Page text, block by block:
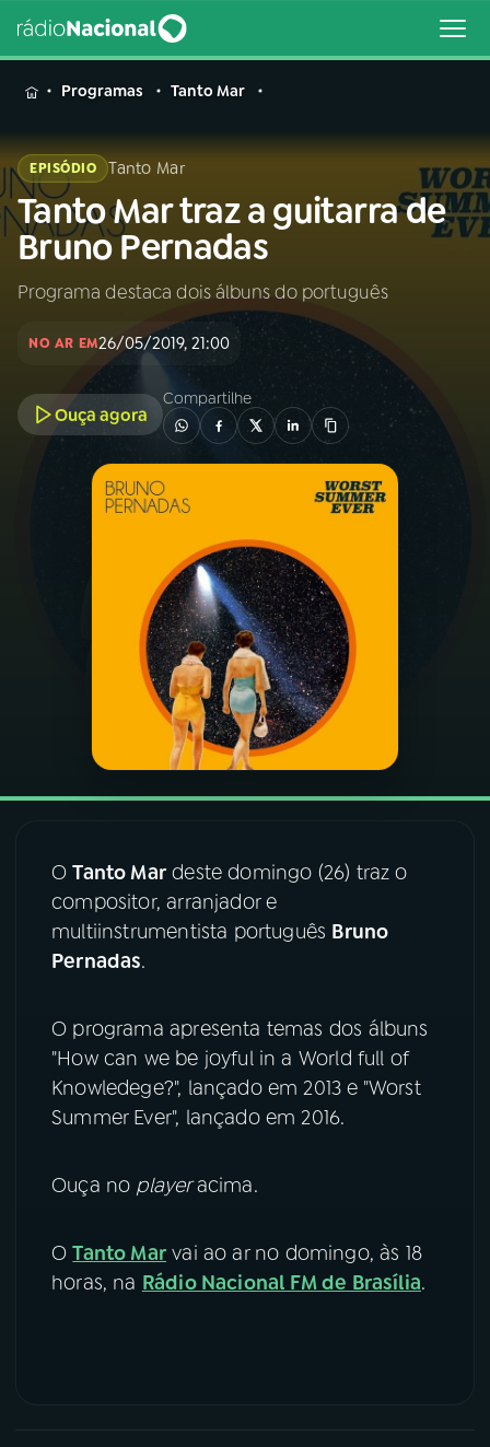
MENU
Buscar
na
Rádio
Nacional
Buscar
AO VIVO
01INÍCIO
A RÁDIO
PROGRAMAÇÃO
PROGRAMAS
PODCASTS
VIDEOCASTS
08FESTIVAL DE MÚSICA
ACOMPANHE A RÁDIO NACIONAL
YouTube Facebook
Instagram
TikTok
Programas Tanto Mar
EPISÓDIO Tanto Mar
Tanto Mar traz a guitarra de
Bruno Pernadas
Programa destaca dois álbuns do português
NO AR EM26/05/2019, 21:00
Ouça agora
Compartilhe
OTanto Mardeste domingo (26) traz o
compositor, arranjador e
multiinstrumentista português Bruno
Pernadas.
O programa apresenta temas dos álbuns
"How can we be joyful in a World full of
Knowledege?", lançado em 2013 e "Worst
Summer Ever", lançado em 2016.
Ouça no playeracima.
OTanto Mar vai ao ar no domingo, às 18
horas, na Rádio Nacional FM de Brasília.